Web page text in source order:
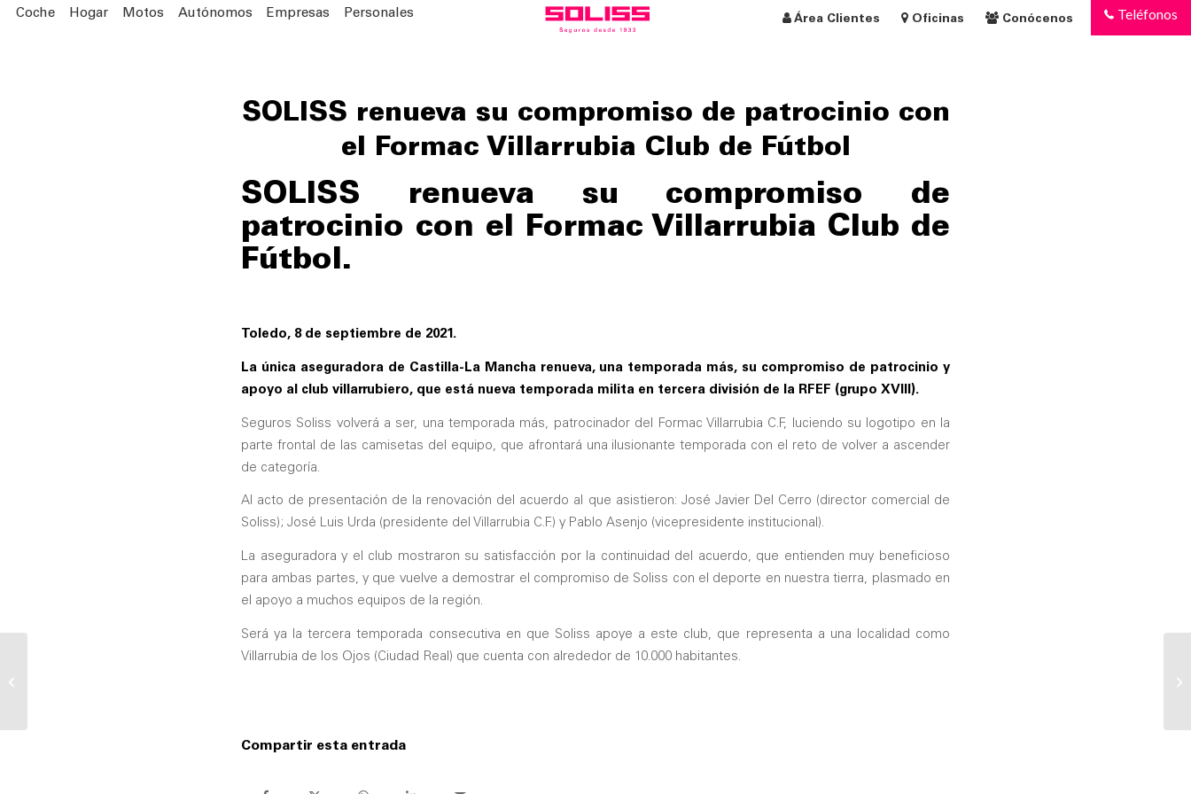
Coche Hogar Motos Autónomos Empresas Personales Área Clientes Oficinas Conócenos Teléfonos
SOLISS renueva su compromiso de patrocinio con
el Formac Villarrubia Club de Fútbol
SOLISS renueva su compromiso de
patrocinio con el Formac Villarrubia Club de
Fútbol.
Toledo, 8 de septiembre de 2021.
La única aseguradora de Castilla-La Mancha renueva, una temporada más, su compromiso de patrocinio y
apoyo al club villarrubiero, que está nueva temporada milita en tercera división de la RFEF (grupo XVIII).
Seguros Soliss volverá a ser, una temporada más, patrocinador del Formac Villarrubia C.F, luciendo su logotipo en la
parte frontal de las camisetas del equipo, que afrontará una ilusionante temporada con el reto de volver a ascender
de categoría.
Al acto de presentación de la renovación del acuerdo al que asistieron: José Javier Del Cerro (director comercial de
Soliss); José Luis Urda (presidente del Villarrubia C.F.) y Pablo Asenjo (vicepresidente institucional).
La aseguradora y el club mostraron su satisfacción por la continuidad del acuerdo, que entienden muy beneficioso
para ambas partes, y que vuelve a demostrar el compromiso de Soliss con el deporte en nuestra tierra, plasmado en
el apoyo a muchos equipos de la región.
Será ya la tercera temporada consecutiva en que Soliss apoye a este club, que representa a una localidad como
Villarrubia de los Ojos (Ciudad Real) que cuenta con alrededor de 10.000 habitantes.
Compartir esta entrada